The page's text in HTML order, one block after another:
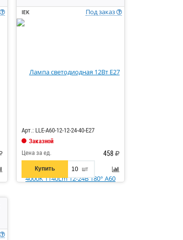
IEK Под заказ
Арт.: LLE-A60-12-12-24-40-E27
Заказной
Цена за ед.
458
Купить шт